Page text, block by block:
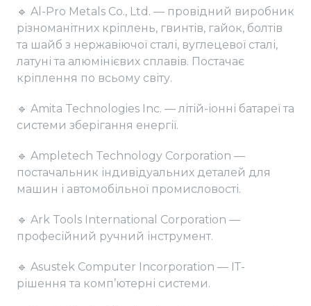
🔹 Al-Pro Metals Co., Ltd. — провідний виробник
різноманітних кріплень, гвинтів, гайок, болтів
та шайб з нержавіючої сталі, вуглецевої сталі,
латуні та алюмінієвих сплавів. Постачає
кріплення по всьому світу.
🔹 Amita Technologies Inc. — літій-іонні батареї та
системи зберігання енергії.
🔹 Ampletech Technology Corporation —
постачальник індивідуальних деталей для
машин і автомобільної промисловості.
🔹 Ark Tools International Corporation —
професійний ручний інструмент.
🔹 Asustek Computer Incorporation — ІТ-
рішення та комп’ютерні системи.